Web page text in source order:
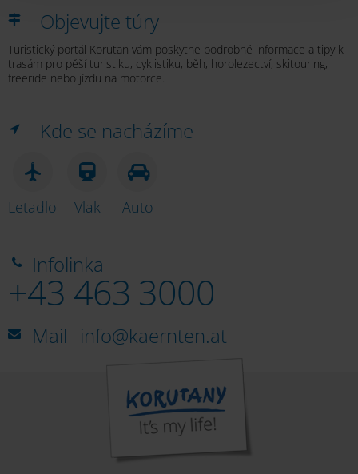
Objevujte túry
Turistický portál Korutan vám poskytne podrobné informace a tipy k
trasám pro pěší turistiku, cyklistiku, běh, horolezectví, skitouring,
freeride nebo jízdu na motorce.
Kde se nacházíme
Letadlo Vlak Auto
Infolinka
+43 463 3000
Mail info@kaernten.at